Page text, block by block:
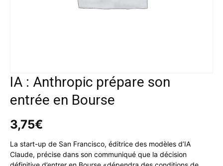
IA : Anthropic prépare son
entrée en Bourse
3,75€
La start-up de San Francisco, éditrice des modèles d’IA
Claude, précise dans son communiqué que la décision